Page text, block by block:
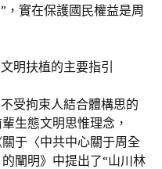
，實在保護國民權益是周
明扶植的主要指引
受拘束人結合體構思的
生態文明思惟理念，
于〈中共中心關于周全
闡明》中提出了“山川林